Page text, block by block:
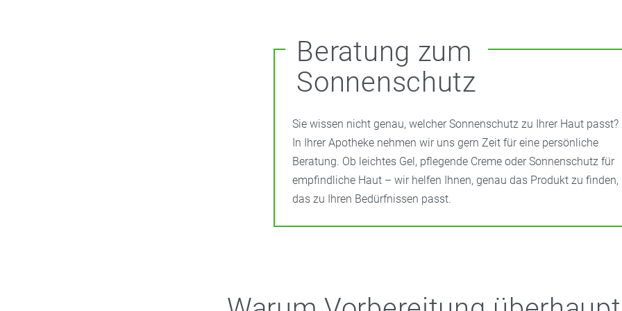
Beratung zum
Sonnenschutz
Sie wissen nicht genau, welcher Sonnenschutz zu Ihrer Haut passt?
In Ihrer Apotheke nehmen wir uns gern Zeit für eine persönliche
Beratung. Ob leichtes Gel, pflegende Creme oder Sonnenschutz für
empfindliche Haut – wir helfen Ihnen, genau das Produkt zu finden,
das zu Ihren Bedürfnissen passt.